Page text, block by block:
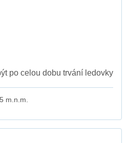
po celou dobu trvání ledovky
m.n.m.